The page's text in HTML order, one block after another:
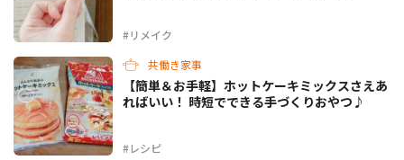
#リメイク
共働き家事
#レシピ
【簡単＆お手軽】ホットケーキミックスさえあ
ればいい！ 時短でできる手づくりおやつ♪